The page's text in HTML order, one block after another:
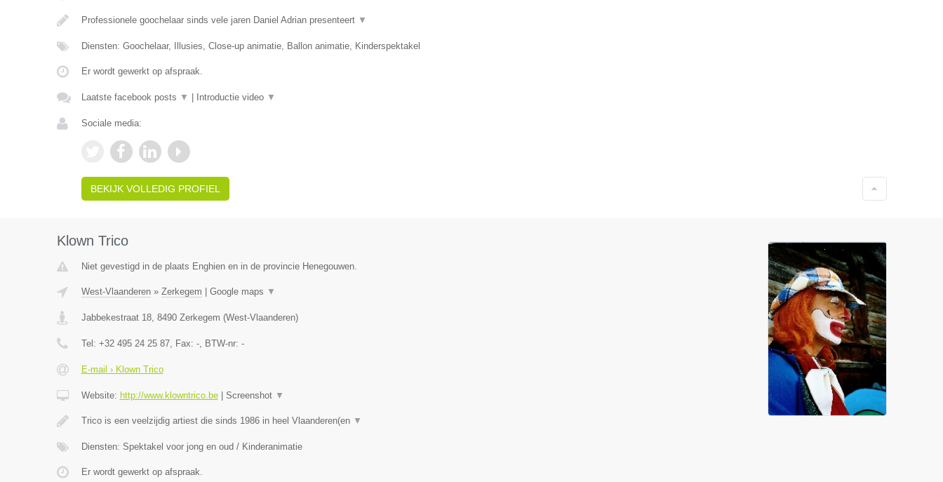
Professionele goochelaar sinds vele jaren Daniel Adrian presenteert ▼
Diensten: Goochelaar, Illusies, Close-up animatie, Ballon animatie, Kinderspektakel
Er wordt gewerkt op afspraak.
Laatste facebook posts ▼ Introductie video ▼
Sociale media:
BEKIJK VOLLEDIG PROFIEL
Klown Trico
Niet gevestigd in de plaats Enghien en in de provincie Henegouwen.
West-Vlaanderen» Zerkegem Google maps ▼
Jabbekestraat 18, 8490 Zerkegem (West-Vlaanderen)
Tel: +32 495 24 25 87, Fax: -, BTW-nr: -
E-mail › Klown Trico
Website: http://www.klowntrico.be| Screenshot ▼
Trico is een veelzijdig artiest die sinds 1986 in heel Vlaanderen(en ▼
Diensten: Spektakel voor jong en oud / Kinderanimatie
Er wordt gewerkt op afspraak.